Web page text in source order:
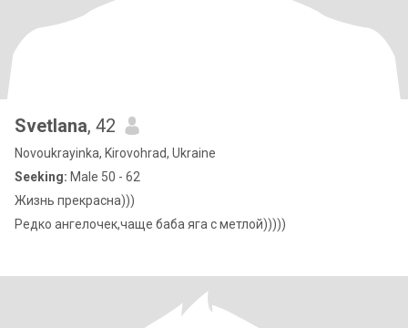
Svetlana, 42
Novoukrayinka, Kirovohrad, Ukraine
Seeking: Male 50 - 62
Жизнь прекрасна)))
Редко ангелочек,чаще баба яга с метлой)))))